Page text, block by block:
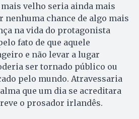
velho seria ainda mais
nenhuma chance de algo mais
na vida do protagonista
fato de que aquele
e não levar a lugar
ser tornado público ou
pelo mundo. Atravessaria
que um dia se acreditara
o prosador irlandês.